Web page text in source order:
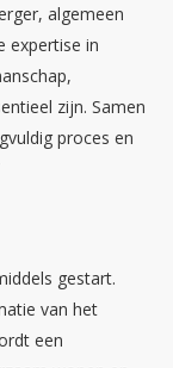
algemeen
expertise in
zijn. Samen
proces en
gestart.
van het
een